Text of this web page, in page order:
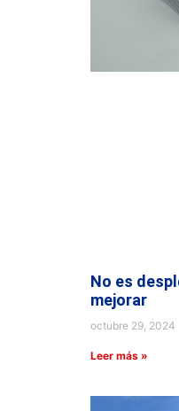
No es
mejorar
octubre 29, 2024
Leer más »